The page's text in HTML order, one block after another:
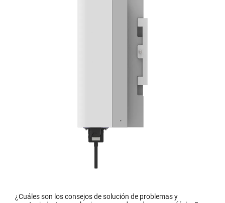
¿Cuáles son los consejos de solución de problemas y